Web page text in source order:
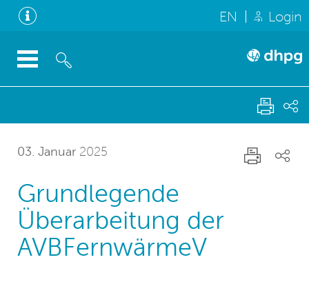
EN Login
03. Januar 2025
Grundlegende
Überarbeitung der
AVBFernwärmeV